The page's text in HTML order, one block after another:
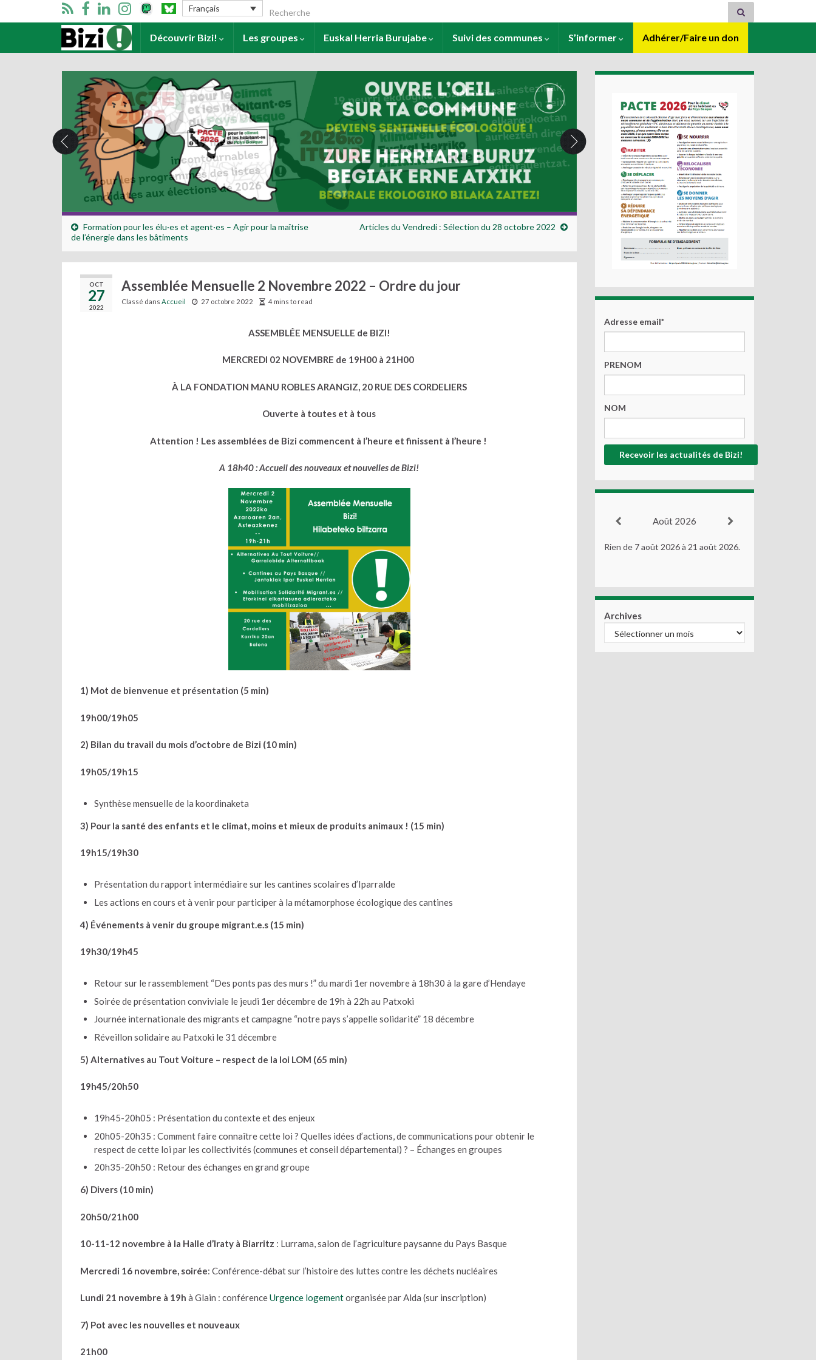
Français Search for:
Accueil Découvrir Bizi! Les groupes Euskal Herria Burujabe Suivi des communes S’informer Adhérer/Faire un don
Formation pour les élu·es et agent·es – Agir pour la maîtrise
de l’énergie dans les bâtiments
Articles du Vendredi : Sélection du 28 octobre 2022
OCT
27
2022
Assemblée Mensuelle 2 Novembre 2022 – Ordre du jour
Classé dans Accueil 27 octobre 2022 4 mins to read
ASSEMBLÉE MENSUELLE de BIZI!
MERCREDI 02 NOVEMBRE de 19H00 à 21H00
À LA FONDATION MANU ROBLES ARANGIZ, 20 RUE DES CORDELIERS
Ouverte à toutes et à tous
Attention ! Les assemblées de Bizi commencent à l’heure et finissent à l’heure !
A 18h40 : Accueil des nouveaux et nouvelles de Bizi!
1) Mot de bienvenue et présentation (5 min)
19h00/19h05
2) Bilan du travail du mois d’octobre de Bizi (10 min)
19h05/19h15
Synthèse mensuelle de la koordinaketa
3) Pour la santé des enfants et le climat, moins et mieux de produits animaux ! (15 min)
19h15/19h30
Présentation du rapport intermédiaire sur les cantines scolaires d’Iparralde
Les actions en cours et à venir pour participer à la métamorphose écologique des cantines
4) Événements à venir du groupe migrant.e.s (15 min)
19h30/19h45
Retour sur le rassemblement “Des ponts pas des murs !” du mardi 1er novembre à 18h30 à la gare d’Hendaye
Soirée de présentation conviviale le jeudi 1er décembre de 19h à 22h au Patxoki
Journée internationale des migrants et campagne “notre pays s’appelle solidarité” 18 décembre
Réveillon solidaire au Patxoki le 31 décembre
5) Alternatives au Tout Voiture – respect de la loi LOM (65 min)
19h45/20h50
19h45-20h05 : Présentation du contexte et des enjeux
20h05-20h35 : Comment faire connaître cette loi ? Quelles idées d’actions, de communications pour obtenir le
respect de cette loi par les collectivités (communes et conseil départemental) ? – Échanges en groupes
20h35-20h50 : Retour des échanges en grand groupe
6) Divers (10 min)
20h50/21h00
10-11-12 novembre à la Halle d’Iraty à Biarritz : Lurrama, salon de l’agriculture paysanne du Pays Basque
Mercredi 16 novembre, soirée: Conférence-débat sur l’histoire des luttes contre les déchets nucléaires
Lundi 21 novembre à 19h à Glain : conférenceUrgence logementorganisée par Alda (sur inscription)
7) Pot avec les nouvelles et nouveaux
21h00
Adresse email*
PRENOM
NOM
Août 2026
Rien de 7 août 2026 à 21 août 2026.
Archives